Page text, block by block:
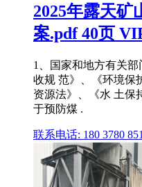
2025年露天矿
案.pdf 40页
1、国家和地方有关
收规 范》、《环境保
资源法》、《水 土保
于预防煤 .
联系电话: 180 3780